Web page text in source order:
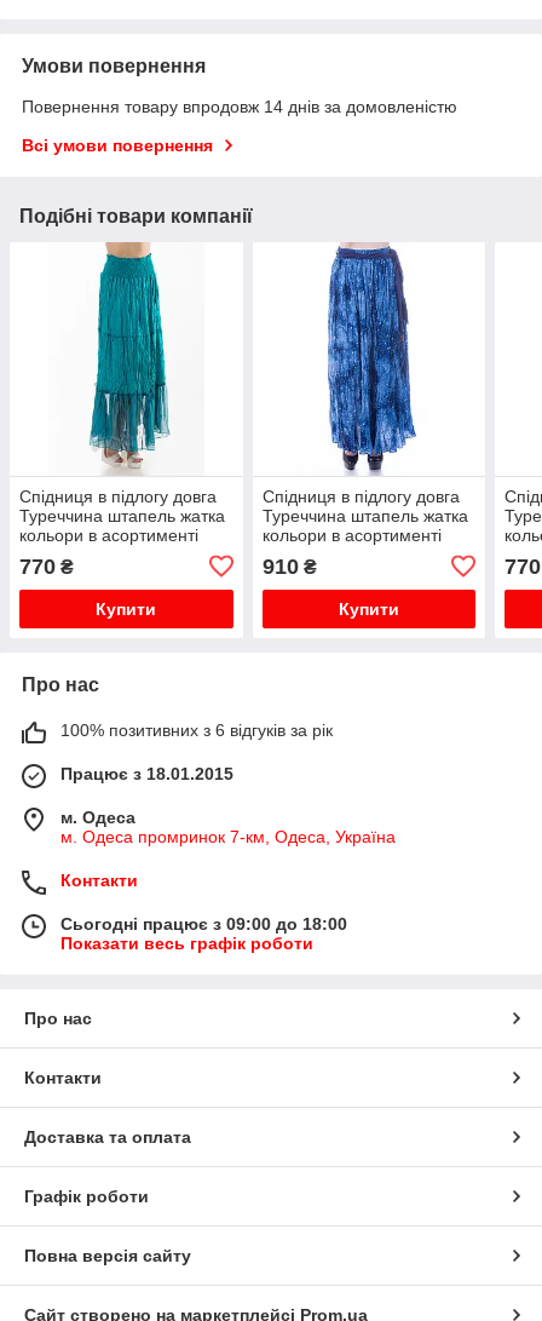
Умови повернення
Повернення товару впродовж 14 днів за домовленістю
Всі умови повернення
Подібні товари компанії
Спідниця в підлогу довга
Туреччина штапель жатка
кольори в асортименті
770 ₴
Купити
Спідниця в підлогу довга
Туреччина штапель жатка
кольори в асортименті
910₴
Купити
770
Про нас
100% позитивних з 6 відгуків за рік
Працює з 18.01.2015
м. Одеса
м. Одеса промринок 7-км, Одеса, Україна
Контакти
Сьогодні працює з 09:00 до 18:00
Показати весь графік роботи
Про нас
Контакти
Доставка та оплата
Графік роботи
Повна версія сайту
Сайт створено на маркетплейсі Prom.ua